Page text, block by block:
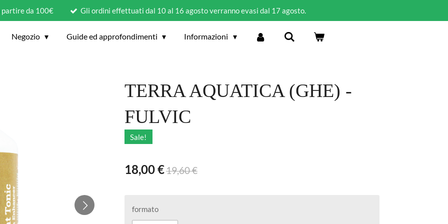
partire da 100€ Gli ordini effettuati dal 10 al 16 agosto verranno evasi dal 17 agosto.
Negozio Guide ed approfondimenti Informazioni
TERRA AQUATICA (GHE) -
FULVIC
Sale!
18,00 €19,60 €
formato